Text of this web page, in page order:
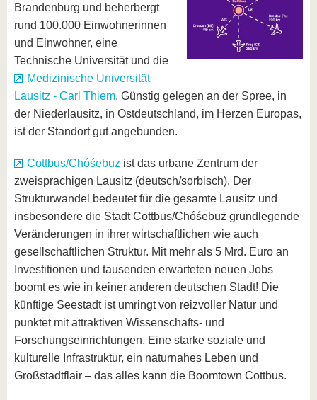
Brandenburg und beherbergt
rund 100.000 Einwohnerinnen
und Einwohner, eine
Technische Universität und die
Medizinische Universität
Lausitz - Carl Thiem. Günstig gelegen an der Spree, in
der Niederlausitz, in Ostdeutschland, im Herzen Europas,
ist der Standort gut angebunden.
Cottbus/Chóśebuz ist das urbane Zentrum der
zweisprachigen Lausitz (deutsch/sorbisch). Der
Strukturwandel bedeutet für die gesamte Lausitz und
insbesondere die Stadt Cottbus/Chóśebuz grundlegende
Veränderungen in ihrer wirtschaftlichen wie auch
gesellschaftlichen Struktur. Mit mehr als 5 Mrd. Euro an
Investitionen und tausenden erwarteten neuen Jobs
boomt es wie in keiner anderen deutschen Stadt! Die
künftige Seestadt ist umringt von reizvoller Natur und
punktet mit attraktiven Wissenschafts- und
Forschungseinrichtungen. Eine starke soziale und
kulturelle Infrastruktur, ein naturnahes Leben und
Großstadtflair – das alles kann die Boomtown Cottbus.